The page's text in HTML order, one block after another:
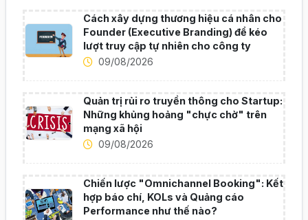
Cách xây dựng thương hiệu cá nhân cho
Founder (Executive Branding) để kéo
lượt truy cập tự nhiên cho công ty
09/08/2026
Quản trị rủi ro truyền thông cho Startup:
Những khủng hoảng "chực chờ" trên
mạng xã hội
09/08/2026
Chiến lược "Omnichannel Booking": Kết
hợp báo chí, KOLs và Quảng cáo
Performance như thế nào?